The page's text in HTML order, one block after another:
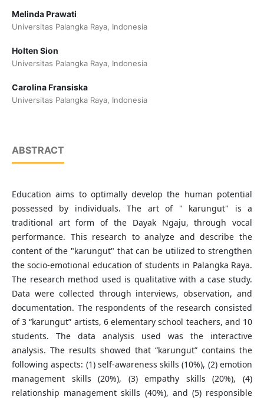
Melinda Prawati
Universitas Palangka Raya, Indonesia
Holten Sion
Universitas Palangka Raya, Indonesia
Carolina Fransiska
Universitas Palangka Raya, Indonesia
ABSTRACT
Education aims to optimally develop the human potential
possessed by individuals. The art of " karungut" is a
traditional art form of the Dayak Ngaju, through vocal
performance. This research to analyze and describe the
content of the "karungut" that can be utilized to strengthen
the socio-emotional education of students in Palangka Raya.
The research method used is qualitative with a case study.
Data were collected through interviews, observation, and
documentation. The respondents of the research consisted
of 3 “karungut” artists, 6 elementary school teachers, and 10
students. The data analysis used was the interactive
analysis. The results showed that “karungut” contains the
following aspects: (1) self-awareness skills (10%), (2) emotion
management skills (20%), (3) empathy skills (20%), (4)
relationship management skills (40%), and (5) responsible